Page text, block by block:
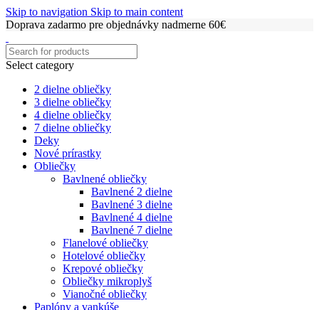
Skip to navigation Skip to main content
Doprava zadarmo pre objednávky nadmerne 60€
Select category
2 dielne obliečky
3 dielne obliečky
4 dielne obliečky
7 dielne obliečky
Deky
Nové prírastky
Obliečky
Bavlnené obliečky
Bavlnené 2 dielne
Bavlnené 3 dielne
Bavlnené 4 dielne
Bavlnené 7 dielne
Flanelové obliečky
Hotelové obliečky
Krepové obliečky
Obliečky mikroplyš
Vianočné obliečky
Paplóny a vankúše